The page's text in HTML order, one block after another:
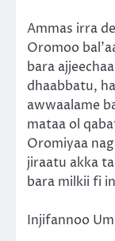
Ammas irra
Oromoo
bara
dhaabbatu,
awwaalame
mataa ol
Oromiyaa
jiraatu akka
bara milkii fi
Injifannoo